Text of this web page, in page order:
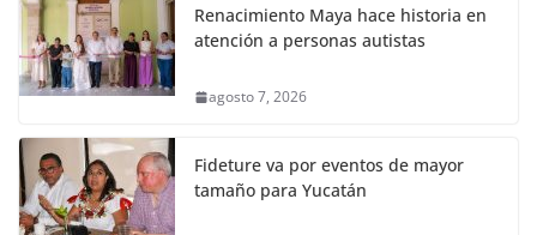
Renacimiento Maya hace historia en
atención a personas autistas
agosto 7, 2026
Fideture va por eventos de mayor
tamaño para Yucatán